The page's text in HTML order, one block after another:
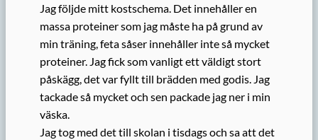
Jag följde mitt kostschema. Det innehåller en
massa proteiner som jag måste ha på grund av
min träning, feta såser innehåller inte så mycket
proteiner. Jag fick som vanligt ett väldigt stort
påskägg, det var fyllt till brädden med godis. Jag
tackade så mycket och sen packade jag ner i min
väska.
Jag tog med det till skolan i tisdags och sa att det